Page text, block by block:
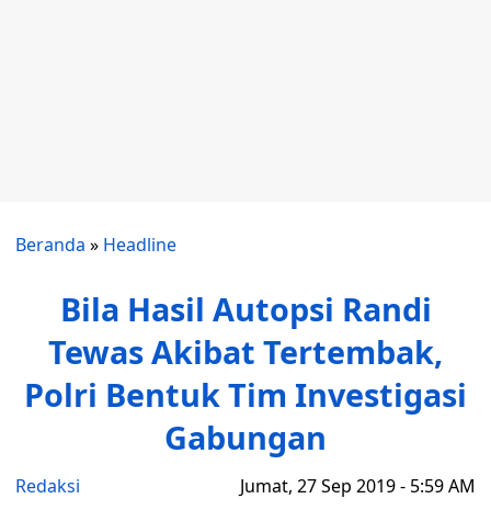
Beranda » Headline
Bila Hasil Autopsi Randi
Tewas Akibat Tertembak,
Polri Bentuk Tim Investigasi
Gabungan
Redaksi Jumat, 27 Sep 2019 - 5:59 AM